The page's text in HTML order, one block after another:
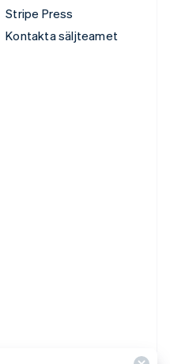
Stripe Press
Kontakta säljteamet